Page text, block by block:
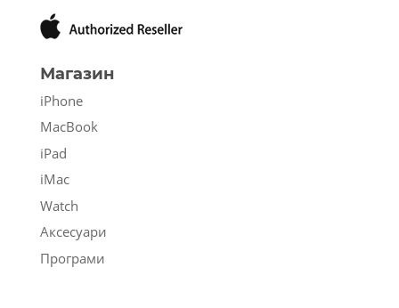
Магазин
iPhone
MacBook
iPad
iMac
Watch
Аксесуари
Програми